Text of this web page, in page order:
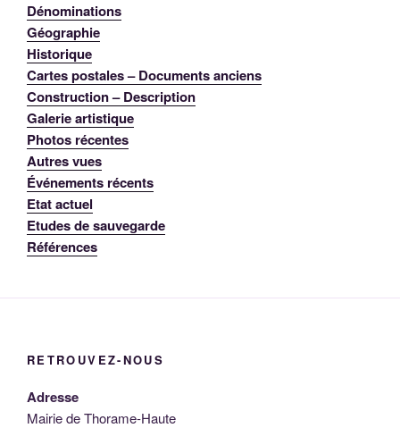
Dénominations
Géographie
Historique
Cartes postales – Documents anciens
Construction – Description
Galerie artistique
Photos récentes
Autres vues
Événements récents
Etat actuel
Etudes de sauvegarde
Références
RETROUVEZ-NOUS
Adresse
Mairie de Thorame-Haute